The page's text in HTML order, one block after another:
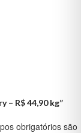
– R$ 44,90 kg”
obrigatórios são